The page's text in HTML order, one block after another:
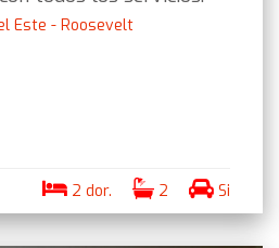
Este - Roosevelt
2 dor. 2 Si